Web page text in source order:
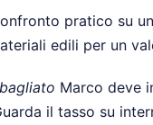
pratico su
edili per un
Marco deve
il tasso su